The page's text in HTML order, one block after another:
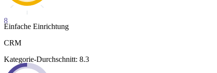
8
Einfache Einrichtung
CRM
Kategorie-Durchschnitt: 8.3